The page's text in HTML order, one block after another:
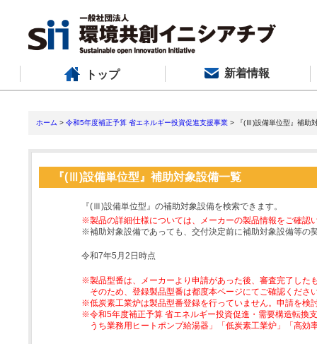
トップ 新着情報
ホーム > 令和5年度補正予算 省エネルギー投資促進支援事業 > 『(Ⅲ)設備単位型』補助
『(Ⅲ)設備単位型』補助対象設備一覧
『(Ⅲ)設備単位型』の補助対象設備を検索できます。
※製品の詳細仕様については、メーカーの製品情報をご確認
※補助対象設備であっても、交付決定前に補助対象設備等の
令和7年5月2日時点
※製品型番は、メーカーより申請があった後、審査完了した
そのため、登録製品型番は都度本ページにてご確認くださ
※低炭素工業炉は製品型番登録を行っていません。申請を検
※令和5年度補正予算 省エネルギー投資促進・需要構造転換
うち業務用ヒートポンプ給湯器」「低炭素工業炉」「高